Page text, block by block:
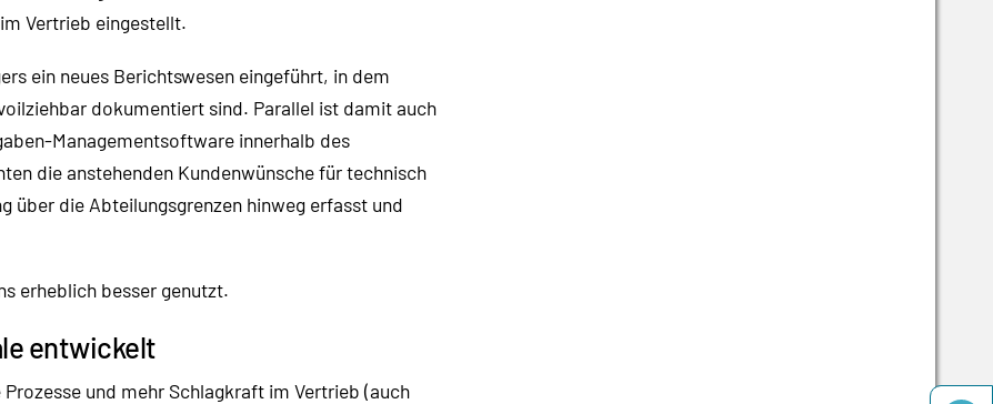
Vertrieb eingestellt.
ein neues Berichtswesen eingeführt, in dem
dokumentiert sind. Parallel ist damit auch
Managementsoftware innerhalb des
die anstehenden Kundenwünsche für technisch
über die Abteilungsgrenzen hinweg erfasst und
erheblich besser genutzt.
entwickelt
und mehr Schlagkraft im Vertrieb (auch